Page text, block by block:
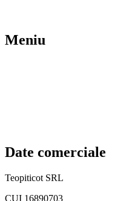
Meniu
Date comerciale
Teopiticot SRL
CUI 16890703